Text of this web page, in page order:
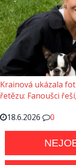
Krainová ukázala
řetězu: Fanoušci
18.6.2026
0